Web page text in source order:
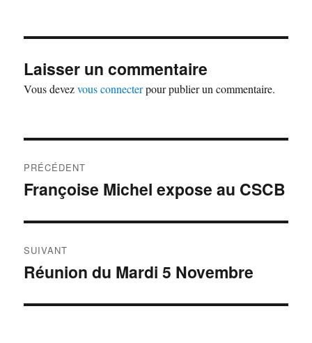
Laisser un commentaire
Vous devezvous connecterpour publier un commentaire.
de
PRÉCÉDENT
Publication
Françoise Michel expose au CSCB
SUIVANT
Publication
Réunion du Mardi 5 Novembre